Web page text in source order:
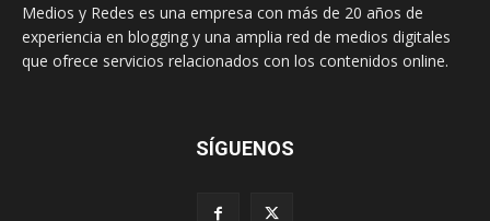
Medios y Redes es una empresa con más de 20 años de
experiencia en blogging y una amplia red de medios digitales
que ofrece servicios relacionados con los contenidos online.
SÍGUENOS